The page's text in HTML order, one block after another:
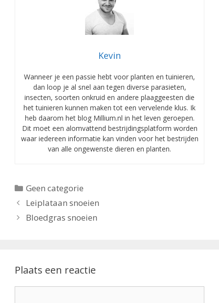
Kevin
Wanneer je een passie hebt voor planten en tuinieren,
dan loop je al snel aan tegen diverse parasieten,
insecten, soorten onkruid en andere plaaggeesten die
het tuinieren kunnen maken tot een vervelende klus. Ik
heb daarom het blog Millium.nl in het leven geroepen.
Dit moet een alomvattend bestrijdingsplatform worden
waar iedereen informatie kan vinden voor het bestrijden
van alle ongewenste dieren en planten.
Categorieën
Geen categorie
Leiplataan snoeien
Bloedgras snoeien
Plaats een reactie